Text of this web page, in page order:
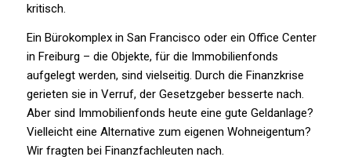
kritisch.
Ein Bürokomplex in San Francisco oder ein Office Center
in Freiburg – die Objekte, für die Immobilienfonds
aufgelegt werden, sind vielseitig. Durch die Finanzkrise
gerieten sie in Verruf, der Gesetzgeber besserte nach.
Aber sind Immobilienfonds heute eine gute Geldanlage?
Vielleicht eine Alternative zum eigenen Wohneigentum?
Wir fragten bei Finanzfachleuten nach.